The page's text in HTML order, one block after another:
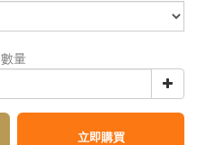
數量
立即購買